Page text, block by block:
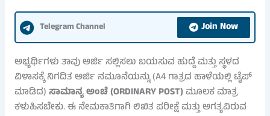
Telegram Channel Join Now
ಅಭ್ಯರ್ಥಿಗಳು ತಾವು ಅರ್ಜಿ ಸಲ್ಲಿಸಲು ಬಯಸುವ ಹುದ್ದೆ ಮತ್ತು ಸ್ಥಳದ
ವಿಳಾಸಕ್ಕೆ ನಿಗದಿತ ಅರ್ಜಿ ನಮೂನೆಯನ್ನು (A4 ಗಾತ್ರದ ಹಾಳೆಯಲ್ಲಿ ಟೈಪ್
ಮಾಡಿದ)ಸಾಮಾನ್ಯ ಅಂಚೆ (ORDINARY POST)ಮೂಲಕ ಮಾತ್ರ
ಕಳುಹಿಸಬೇಕು. ಈ ನೇಮಕಾತಿಗಾಗಿ ಲಿಖಿತ ಪರೀಕ್ಷೆ ಮತ್ತು ಅಗತ್ಯವಿರುವ